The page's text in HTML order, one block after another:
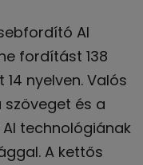
AI
fordítást 138
nyelven. Valós
és a
technológiának
A kettős